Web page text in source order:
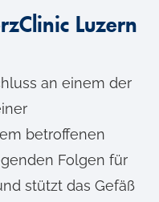
Luzern
an einem der
betroffenen
Folgen für
stützt das Gefäß